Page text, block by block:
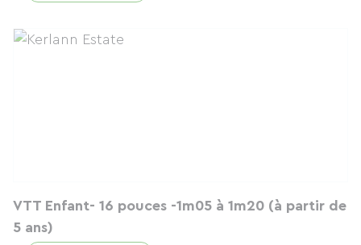
VTT Enfant- 16 pouces -1m05 à 1m20 (à partir de
5 ans)